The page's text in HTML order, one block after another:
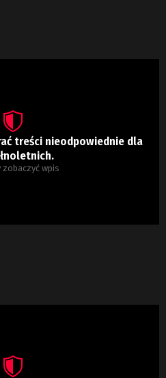
treści nieodpowiednie dla
zobaczyć wpis